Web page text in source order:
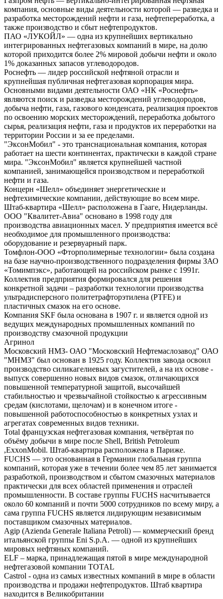
компания, основные виды деятельности которой — разведка и
разработка месторождений нефти и газа, нефтепереработка, а
также производство и сбыт нефтепродуктов.
ПАО «ЛУКОЙЛ» — одна из крупнейших вертикально
интегрированных нефтегазовых компаний в мире, на долю
которой приходится более 2% мировой добычи нефти и около
1% доказанных запасов углеводородов.
Роснефть — лидер российской нефтяной отрасли и
крупнейшая публичная нефтегазовая корпорация мира.
Основными видами деятельности ОАО «НК «Роснефть»
являются поиск и разведка месторождений углеводородов,
добыча нефти, газа, газового конденсата, реализация проектов
по освоению морских месторождений, переработка добытого
сырья, реализация нефти, газа и продуктов их переработки на
территории России и за ее пределами.
"ЭксонМобил" - это транснациональная компания, которая
работает на шести континентах, практически в каждой стране
мира. "ЭксонМобил" является крупнейшей частной
компанией, занимающейся производством и переработкой
нефти и газа.
Концерн «Шелл» объединяет энергетические и
нефтехимические компании, действующие во всем мире.
Штаб-квартира «Шелл» расположена в Гааге, Нидерланды.
ООО "Квалитет-Авиа" основано в 1998 году для
производства авиационных масел. У предприятия имеется всё
необходимое для промышленного производства:
оборудование и резервуарный парк.
Томфлон-ООО «Фторполимерные технологии» была создана
на базе научно-производственного подразделения фирмы ЗАО
«Томимпэкс», работающей на российском рынке с 1991г.
Коллектив предприятия формировался для решения
конкретной задачи – разработки технологии производства
ультрадисперсного политетрафторэтилена (PTFE) и
пластичных смазок на его основе.
Компания SKF была основана в 1907 г. и является одной из
ведущих международных промышленных компаний по
производству смазочной продукции
Агринол
Московский НМЗ- ОАО "Московский Нефтемаслозавод" ОАО
"МНМЗ" был основан в 1925 году. Коллектив завода освоил
производство силикагелиевых загустителей, а на их основе -
выпуск совершенно новых видов смазок, отличающихся
повышенной температурной защитой, высочайшей
стабильностью и чрезвычайной стойкостью к агрессивным
средам (кислотами, щелочам) и в конечном итоге -
повышенной работоспособностью в конкретных узлах и
агрегатах современных видов техники.
Total французская нефтегазовая компания, четвёртая по
объёму добычи в мире после Shell, British Petroleum
,ExxonMobil. Штаб-квартира расположена в Париже.
FUCHS — это основанная в Германии глобальная группа
компаний, которая уже в течении более чем 85 лет занимается
разработкой, производством и сбытом смазочных материалов
практически для всех областей применения и отраслей
промышленности. В составе группы FUCHS насчитывается
около 60 компаний и почти 5000 сотрудников по всему миру, а
сама группа FUCHS является лидирующим независимым
поставщиком смазочных материалов.
Agip (Azienda Generale Italiana Petroli) — коммерческий бренд
итальянской группы Eni S.p.A. — одной из крупнейших
мировых нефтяных компаний.
ELF – марка, принадлежащая пятой в мире международной
нефтегазовой компании TOTAL
Castrol - одна из самых известных компаний в мире в области
производства и продажи нефтепродуктов. Штаб квартира
находится в Великобритании